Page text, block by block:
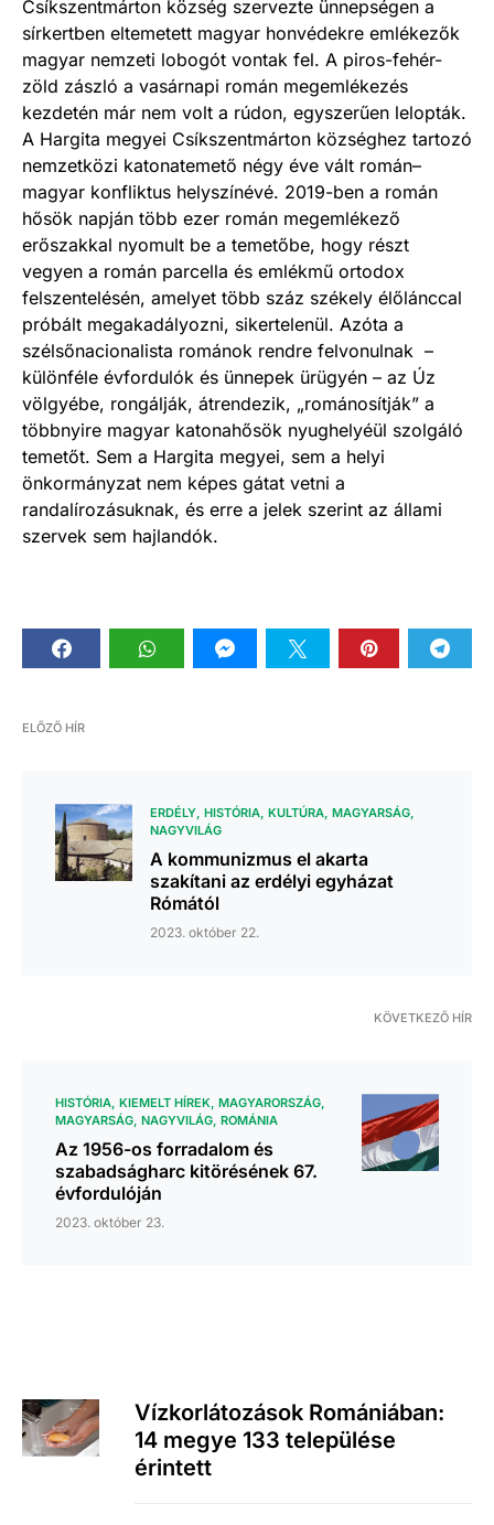
Csíkszentmárton község szervezte ünnepségen a
sírkertben eltemetett magyar honvédekre emlékezők
magyar nemzeti lobogót vontak fel. A piros-fehér-
zöld zászló a vasárnapi román megemlékezés
kezdetén már nem volt a rúdon, egyszerűen lelopták.
A Hargita megyei Csíkszentmárton községhez tartozó
nemzetközi katonatemető négy éve vált román–
magyar konfliktus helyszínévé. 2019-ben a román
hősök napján több ezer román megemlékező
erőszakkal nyomult be a temetőbe, hogy részt
vegyen a román parcella és emlékmű ortodox
felszentelésén, amelyet több száz székely élőlánccal
próbált megakadályozni, sikertelenül. Azóta a
szélsőnacionalista románok rendre felvonulnak –
különféle évfordulók és ünnepek ürügyén – az Úz
völgyébe, rongálják, átrendezik, „románosítják” a
többnyire magyar katonahősök nyughelyéül szolgáló
temetőt. Sem a Hargita megyei, sem a helyi
önkormányzat nem képes gátat vetni a
randalírozásuknak, és erre a jelek szerint az állami
szervek sem hajlandók.
ELŐZŐ HÍR
ERDÉLY HISTÓRIA KULTÚRA MAGYARSÁG
NAGYVILÁG
A kommunizmus el akarta
szakítani az erdélyi egyházat
Rómától
2023. október 22.
KÖVETKEZŐ HÍR
HISTÓRIA KIEMELT HÍREK MAGYARORSZÁG
MAGYARSÁG NAGYVILÁG ROMÁNIA
Az 1956-os forradalom és
szabadságharc kitörésének 67.
évfordulóján
2023. október 23.
Vízkorlátozások Romániában:
14 megye 133 települése
érintett